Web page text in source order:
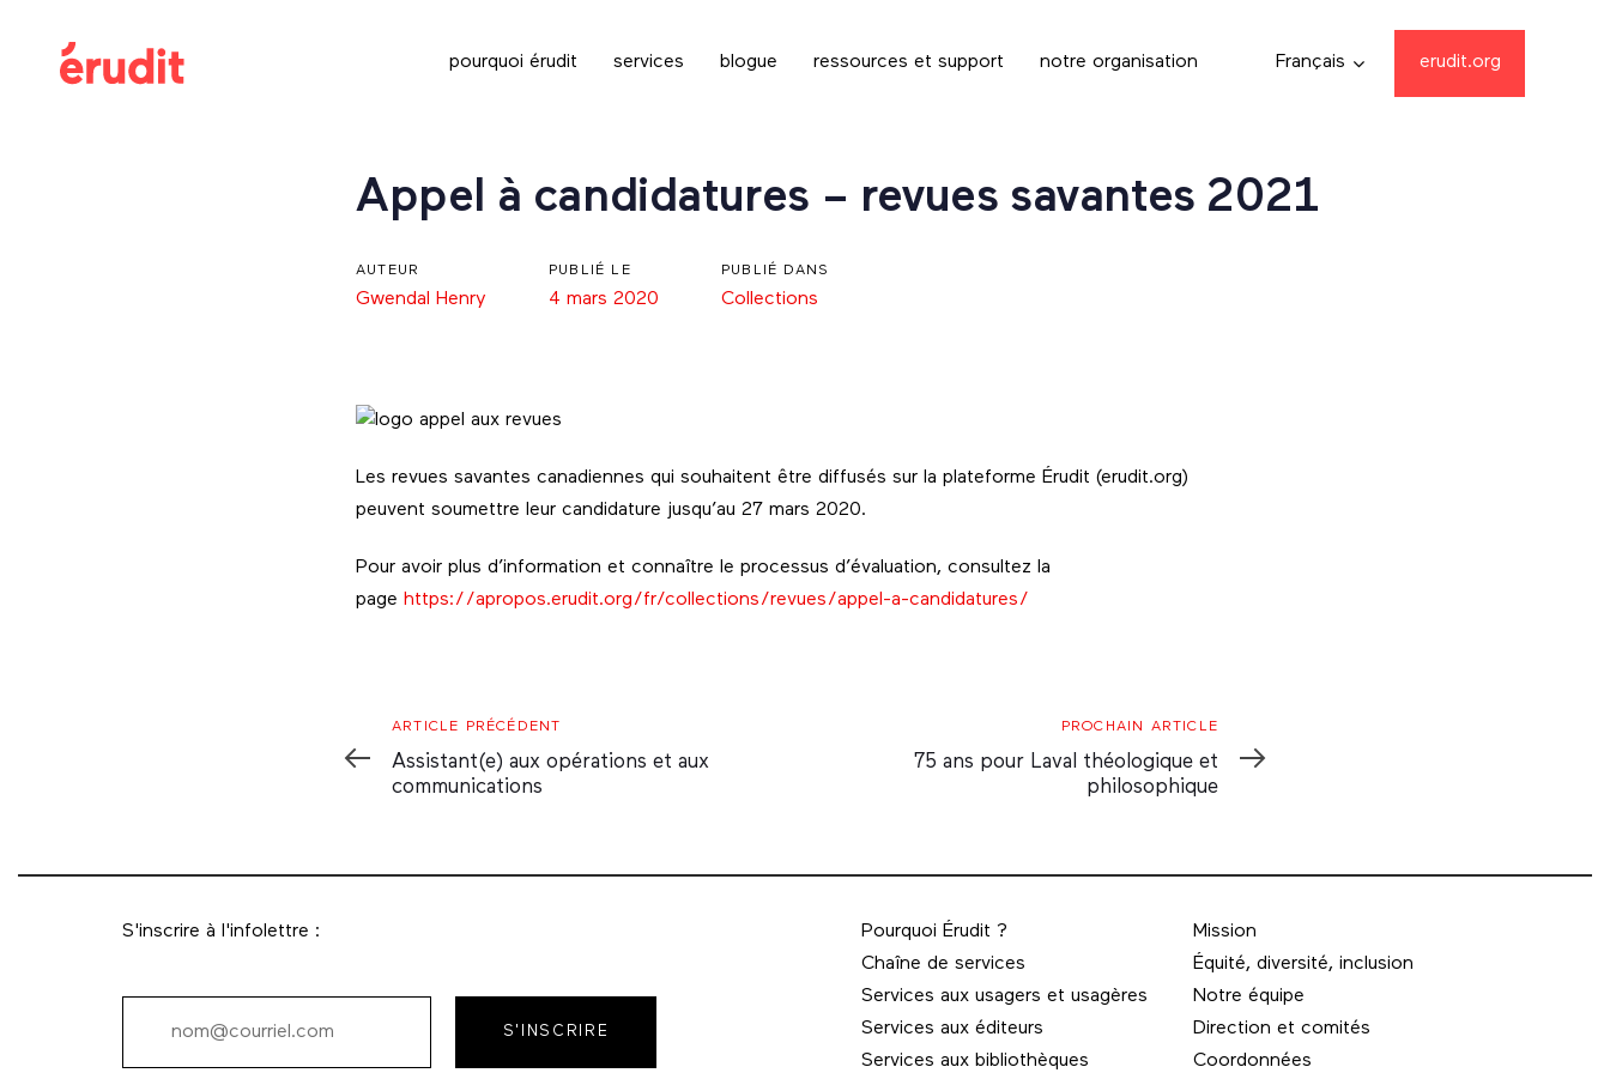
content
pourquoi érudit services blogue ressources et support notre organisation Français erudit.org
Appel à candidatures – revues savantes 2021
AUTEUR
Gwendal Henry
PUBLIÉ LE
4 mars 2020
PUBLIÉ DANS
Collections
Les revues savantes canadiennes qui souhaitent être diffusés sur la plateforme Érudit (erudit.org)
peuvent soumettre leur candidature jusqu’au 27 mars 2020.
Pour avoir plus d’information et connaître le processus d’évaluation, consultez la
page https://apropos.erudit.org/fr/collections/revues/appel-a-candidatures/
Post
Article
Précédent
ARTICLE PRÉCÉDENT
Assistant(e) aux opérations et aux
communications
Article
PROCHAIN ARTICLE
75 ans pour Laval théologique et
philosophique
S'inscrire à l'infolettre :
S'INSCRIRE
Pourquoi Érudit ?
Chaîne de services
Services aux usagers et usagères
Services aux éditeurs
Services aux bibliothèques
Mission
Équité, diversité, inclusion
Notre équipe
Direction et comités
Coordonnées